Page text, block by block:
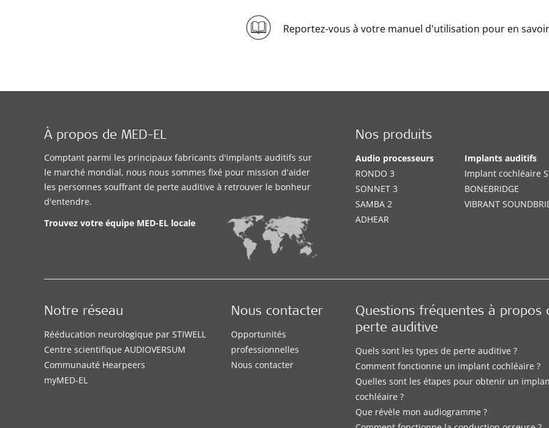
Reportez-vous à votre manuel d'utilisation pour en
À propos de MED-EL
Comptant parmi les principaux fabricants d'implants auditifs sur
le marché mondial, nous nous sommes fixé pour mission d'aider
les personnes souffrant de perte auditive à retrouver le bonheur
d'entendre.
Trouvez votre équipe MED-EL locale
Nos produits
Audio processeurs
RONDO 3
SONNET 3
SAMBA 2
ADHEAR
Implants auditifs
Implant cochléaire
BONEBRIDGE
VIBRANT
Questions fréquentes à propos
perte auditive
Quels sont les types de perte auditive ?
Comment fonctionne un implant cochléaire ?
Quelles sont les étapes pour obtenir un
cochléaire ?
Que révèle mon audiogramme ?
Notre réseau
Rééducation neurologique par STIWELL
Centre scientifique AUDIOVERSUM
Communauté Hearpeers
myMED‑EL
Nous contacter
Opportunités
professionnelles
Nous contacter